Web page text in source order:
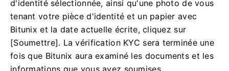
d'identité sélectionnée, ainsi qu'une photo de vous
tenant votre pièce d'identité et un papier avec
Bitunix et la date actuelle écrite, cliquez sur
[Soumettre]. La vérification KYC sera terminée une
fois que Bitunix aura examiné les documents et les
informations que vous avez soumises.